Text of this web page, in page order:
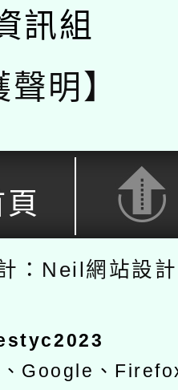
訊組
聲明】
：Neil網站設
、Google、